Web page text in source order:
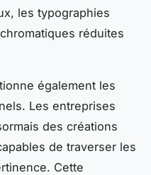
les typographies
réduites
également les
Les entreprises
des créations
de traverser les
Cette